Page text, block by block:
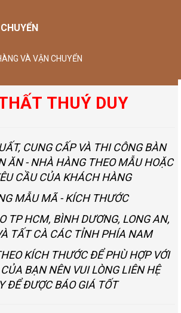
VÀ VẬN CHUYỂN
THUÝ DUY
CUNG CẤP VÀ THI CÔNG BÀN
ĂN - NHÀ HÀNG THEO MẪU HOẶC
CẦU CỦA KHÁCH HÀNG
MẪU MÃ - KÍCH THƯỚC
TP HCM, BÌNH DƯƠNG, LONG AN,
TẤT CÀ CÁC TỈNH PHÍA NAM
KÍCH THƯỚC ĐỂ PHÙ HỢP VỚI
BẠN NÊN VUI LÒNG LIÊN HỆ
ĐỂ ĐƯỢC BÁO GIÁ TỐT